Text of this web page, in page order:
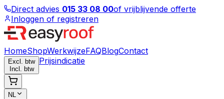
Direct advies 015 33 08 00of vrijblijvende offerte
Inloggen of registreren
HomeShopWerkwijzeFAQBlogContact
Excl. btw
Incl. btw
Prijsindicatie
NL